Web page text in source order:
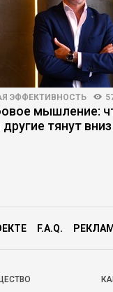
ЭФФЕКТИВНОСТЬ
мышление:
другие тянут вниз
F.A.Q.